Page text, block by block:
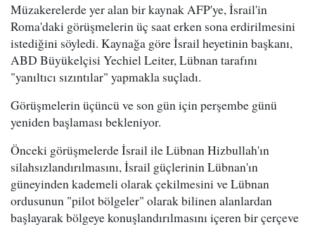
Müzakerelerde yer alan bir kaynak AFP'ye, İsrail'in
Roma'daki görüşmelerin üç saat erken sona erdirilmesini
istediğini söyledi. Kaynağa göre İsrail heyetinin başkanı,
ABD Büyükelçisi Yechiel Leiter, Lübnan tarafını
"yanıltıcı sızıntılar" yapmakla suçladı.
Görüşmelerin üçüncü ve son gün için perşembe günü
yeniden başlaması bekleniyor.
Önceki görüşmelerde İsrail ile Lübnan Hizbullah'ın
silahsızlandırılmasını, İsrail güçlerinin Lübnan'ın
güneyinden kademeli olarak çekilmesini ve Lübnan
ordusunun "pilot bölgeler" olarak bilinen alanlardan
başlayarak bölgeye konuşlandırılmasını içeren bir çerçeve